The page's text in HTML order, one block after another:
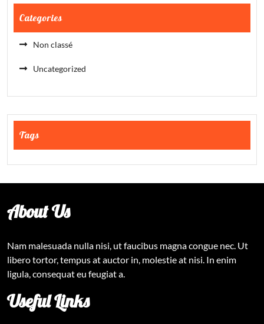
Categories
Non classé
Uncategorized
Tags
About Us
Nam malesuada nulla nisi, ut faucibus magna congue nec. Ut
libero tortor, tempus at auctor in, molestie at nisi. In enim
ligula, consequat eu feugiat a.
Useful Links